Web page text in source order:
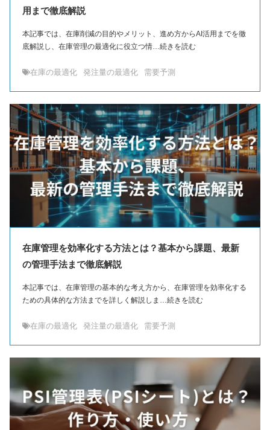
用まで徹底解説
本記事では、在庫削減の目的やメリット、進め方からAI活用までを徹
底解説し、在庫管理の最適化に役立つ情…続きを読む
在庫の最適化 発注量の最適化 需要予測
在庫管理を効率化する方法とは？基本から課題、最新
の管理手法まで徹底解説
本記事では、在庫管理の基本的な考え方から、在庫管理を効率化する
ための具体的な方法までを詳しく解説しま…続きを読む
在庫の最適化 発注量の最適化 需要予測